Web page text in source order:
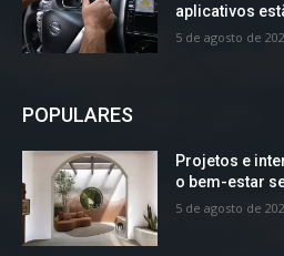
aplicativos
5 de agosto de
POPULARES
Projetos e
o bem-estar
5 de agosto de